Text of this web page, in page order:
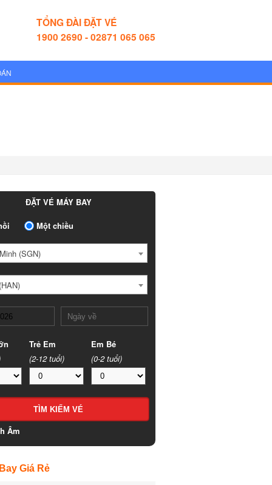
TỔNG ĐÀI ĐẶT VÉ
1900 2690 - 02871 065 065
ĐẶT VÉ MÁY BAY
Một chiều
(SGN)
Trẻ Em
(2-12 tuổi)
Em Bé
(0-2 tuổi)
Âm
Giá Rẻ